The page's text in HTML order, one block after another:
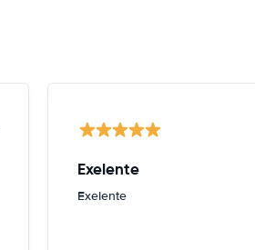
Exelente
Exelente